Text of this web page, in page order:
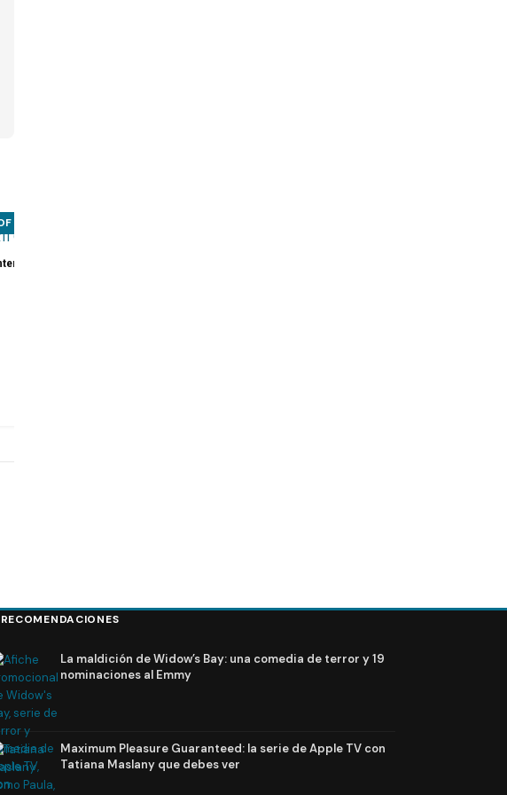
INTEREST
5x11 «Synecdoche» (Promo)
RECOMENDACIONES
La maldición de Widow’s Bay: una comedia de terror y 19
nominaciones al Emmy
Maximum Pleasure Guaranteed: la serie de Apple TV con
Tatiana Maslany que debes ver